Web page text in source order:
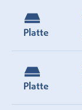
Platte
Platte